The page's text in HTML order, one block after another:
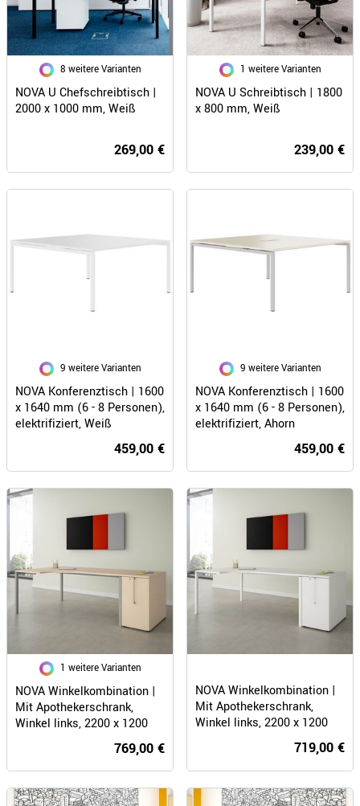
8 weitere Varianten
NOVA U Chefschreibtisch |
2000 x 1000 mm, Weiß
269,00 €
1 weitere Varianten
NOVA U Schreibtisch | 1800
x 800 mm, Weiß
239,00 €
9 weitere Varianten
NOVA Konferenztisch | 1600
x 1640 mm (6 - 8 Personen),
elektrifiziert, Weiß
459,00 €
9 weitere Varianten
NOVA Konferenztisch | 1600
x 1640 mm (6 - 8 Personen),
elektrifiziert, Ahorn
459,00 €
1 weitere Varianten
NOVA Winkelkombination |
Mit Apothekerschrank,
Winkel links, 2200 x 1200
769,00 €
NOVA Winkelkombination |
Mit Apothekerschrank,
Winkel links, 2200 x 1200
719,00 €